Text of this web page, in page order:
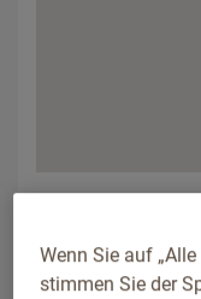
Wegbeschreibung
Wenn Sie auf
stimmen Sie der